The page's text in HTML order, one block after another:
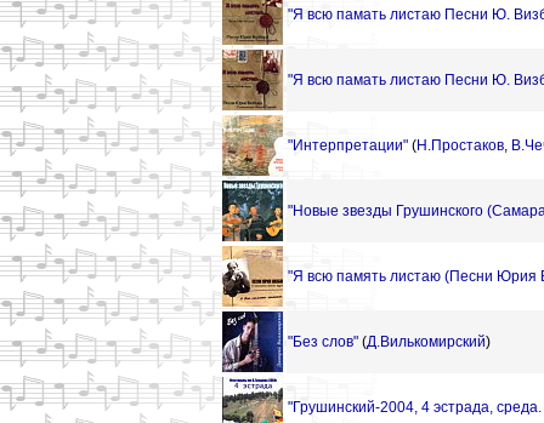
"Я всю памать листаю Песни Ю.
"Я всю памать листаю Песни Ю.
"Интерпретации" (Н.Простаков,
"Новые звезды Грушинского
"Я всю память листаю (Песни Юрия
"Без слов" (Д.Вилькомирский)
"Грушинский-2004, 4 эстрада, среда.